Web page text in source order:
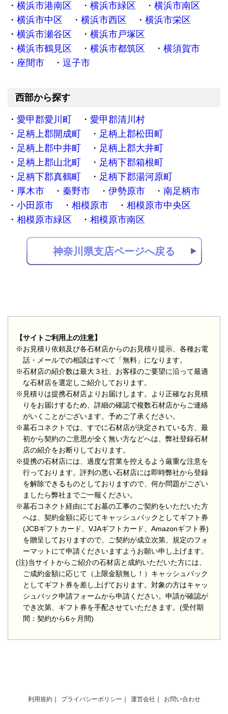
横浜市港南区
横浜市緑区
横浜市南区
横浜市中区
横浜市西区
横浜市栄区
横浜市瀬谷区
横浜市戸塚区
横浜市鶴見区
横浜市都筑区
横須賀市
座間市
逗子市
西部から探す
愛甲郡愛川町
愛甲郡清川村
足柄上郡開成町
足柄上郡松田町
足柄上郡中井町
足柄上郡大井町
足柄上郡山北町
足柄下郡箱根町
足柄下郡真鶴町
足柄下郡湯河原町
厚木市
秦野市 伊勢原市
南足柄市
小田原市
相模原市
相模原市中央区
相模原市緑区
相模原市南区
神奈川県支店ページへ戻る
【サイトご利用上の注意】
※お見積り依頼及び各石材店からのお見積り提示、各種お電
話・メールでの相談はすべて「無料」になります。
※石材店の紹介数は最大３社、お客様のご要望に沿って最適
な石材店を選定しご紹介しております。
※見積りは提携石材店よりお届けします。より正確なお見積
りをお届けするため、詳細の確認で複数石材店からご連絡
がいくことがございます。予めご了承ください。
※墓石コネクトでは、すでに石材店が決定されている方、最
初から契約のご意思が全く無い方などへは、弊社登録石材
店の紹介をお断りしております。
※提携の石材店には、過度な営業を控えるよう厳重な注意を
行っております。評判の悪い石材店には即時弊社から登録
を解除できるものとしておりますので、何か問題がござい
ましたら弊社までご一報ください。
※墓石コネクト経由にてお墓の工事のご契約をいただいた方
へは、契約金額に応じてキャッシュバックとしてギフト券
(JCBギフトカード、VJAギフトカード、Amazonギフト券)
を贈呈しておりますので、ご契約が成立次第、規定のフォ
ーマットにて申請くださいますようお願い申し上げます。
(注)当サイトからご紹介の石材店と成約いただいた方には、
ご成約金額に応じて（上限金額無し！）キャッシュバック
としてギフト券を差し上げております。対象の方はキャッ
シュバック申請フォームから申請ください。申請が確認が
でき次第、ギフト券を手配させていただきます。(受付期
間：契約から6ヶ月間)
利用規約 プライバシーポリシー 運営会社 お問い合わせ